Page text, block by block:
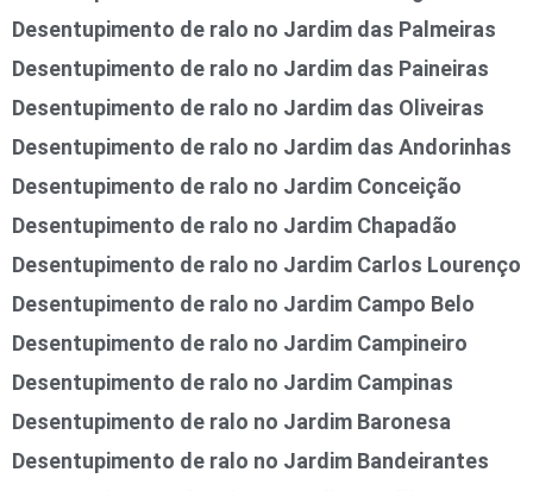
Desentupimento de ralo no Jardim das Palmeiras
Desentupimento de ralo no Jardim das Paineiras
Desentupimento de ralo no Jardim das Oliveiras
Desentupimento de ralo no Jardim das Andorinhas
Desentupimento de ralo no Jardim Conceição
Desentupimento de ralo no Jardim Chapadão
Desentupimento de ralo no Jardim Carlos Lourenço
Desentupimento de ralo no Jardim Campo Belo
Desentupimento de ralo no Jardim Campineiro
Desentupimento de ralo no Jardim Campinas
Desentupimento de ralo no Jardim Baronesa
Desentupimento de ralo no Jardim Bandeirantes